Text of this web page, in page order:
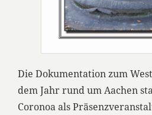
Die Dokumentation zum
dem Jahr rund um Aachen
Coronoa als